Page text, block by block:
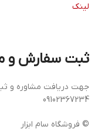
لینک
ثبت سفارش و
جهت دریافت مشاوره و
09102367234
© فروشگاه سام ابزار